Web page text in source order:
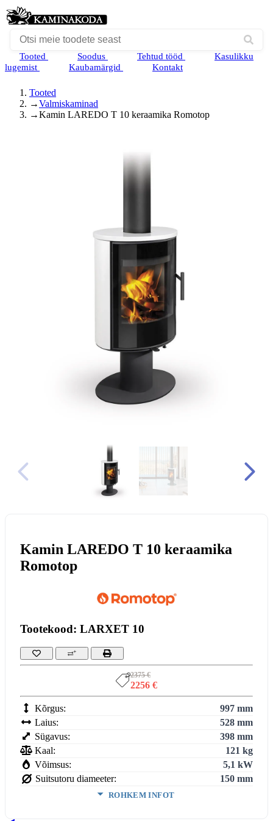
Tooted Soodus Tehtud tööd
Kasulikku
lugemist
Kaubamärgid Kontakt
Tooted
→Valmiskaminad
→Kamin LAREDO T 10 keraamika Romotop
Kamin LAREDO T 10 keraamika
Romotop
Tootekood: LARXET 10
2375 €
2256 €
Kõrgus:
997 mm
Laius:
528 mm
Sügavus:
398 mm
Kaal:
121 kg
Võimsus:
5,1 kW
Suitsutoru diameeter:
150 mm
ROHKEM INFOT